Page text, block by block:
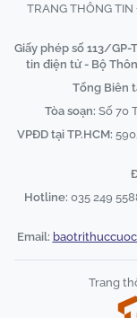
TRANG THÔNG
Giấy phép số 113/
tin điện tử - Bộ
Tổng Biên
Tòa soạn: Số 70
VPĐD tại TP.HCM:
Hotline: 035 249
Email:
Trang